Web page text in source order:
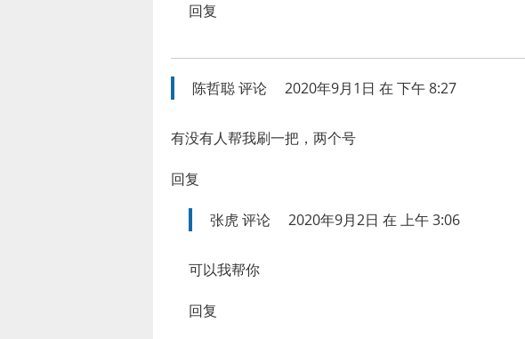
回复
陈哲聪评论 2020年9月1日 在 下午 8:27
有没有人帮我刷一把，两个号
回复
张虎 评论 2020年9月2日 在 上午 3:06
可以我帮你
回复